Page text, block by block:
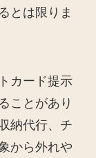
とは限りま
カード提示
ことがあり
納代行、チ
から外れや